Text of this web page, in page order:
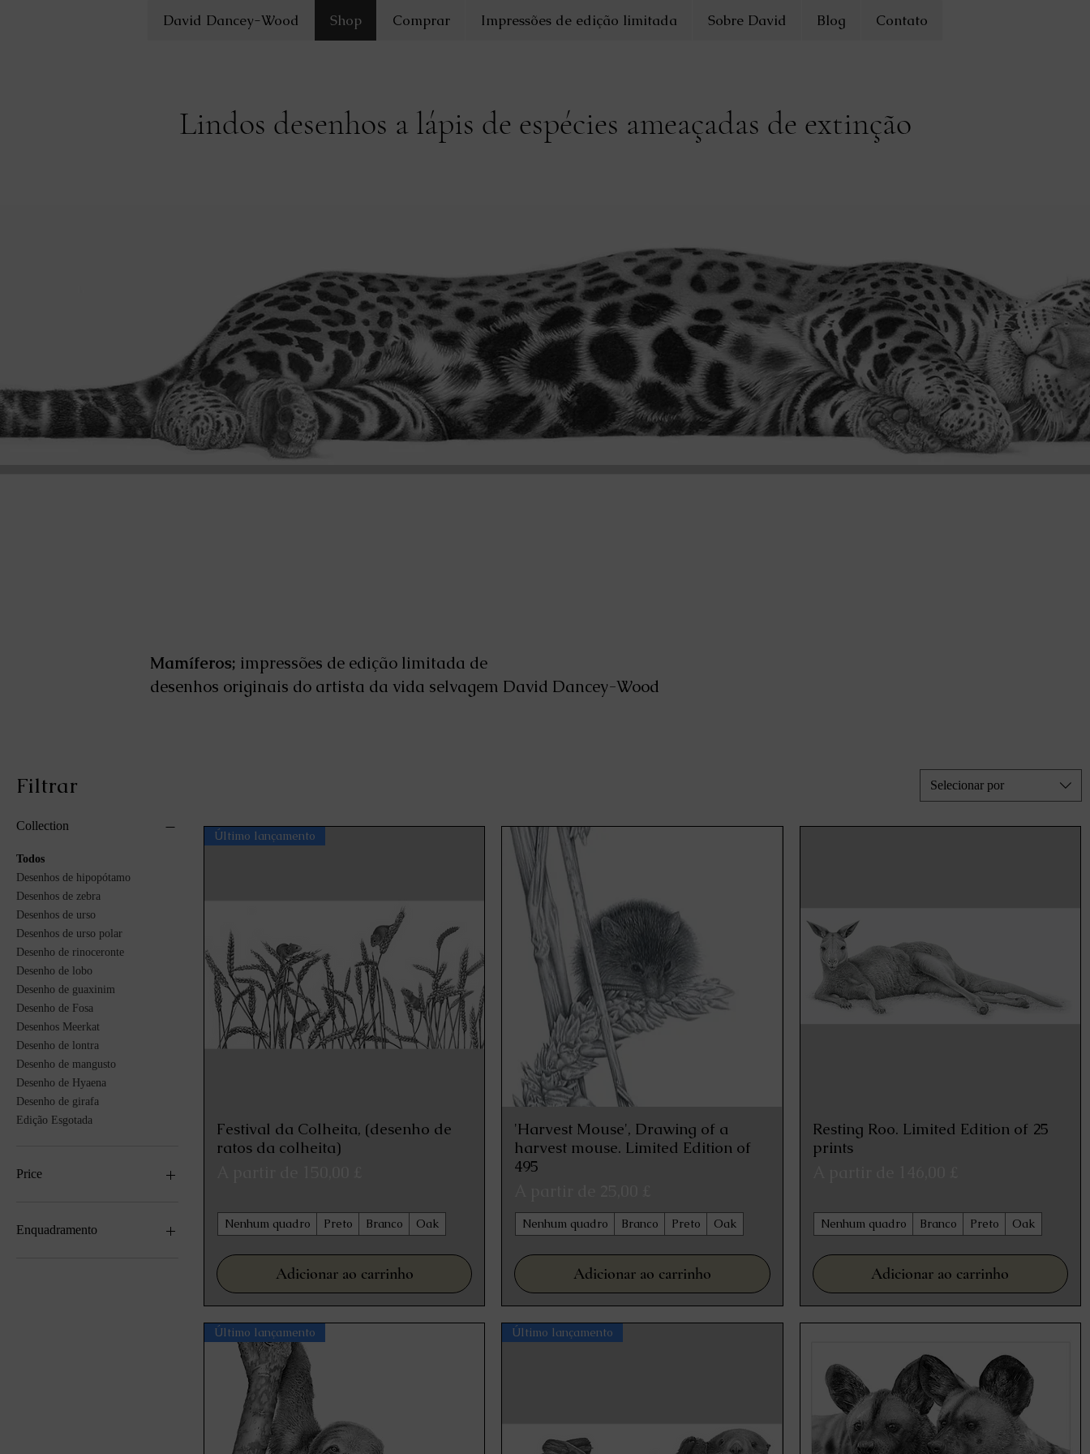
David Dancey-Wood Shop Comprar Impressões de edição limitada Sobre David Blog Contato
Lindos desenhos a lápis de espécies ameaçadas de extinção
Mamíferos; impressões de edição limitada de
desenhos originais do artista da vida selvagem David Dancey-Wood
Filtrar
Collection
Todos
Desenhos de hipopótamo
Desenhos de zebra
Desenhos de urso
Desenhos de urso polar
Desenho de rinoceronte
Desenho de lobo
Desenho de guaxinim
Desenho de Fosa
Desenhos Meerkat
Desenho de lontra
Desenho de mangusto
Desenho de Hyaena
Desenho de girafa
Edição Esgotada
Price
Enquadramento
Selecionar por
Visualização rápida
Último lançamento
Festival da Colheita, (desenho de
ratos da colheita)
Nenhum quadro Preto Branco Oak
Adicionar ao carrinho
Visualização rápida
'Harvest Mouse', Drawing of a
harvest mouse. Limited Edition of
495
Nenhum quadro Branco Preto Oak
Adicionar ao carrinho
Visualização rápida
Resting Roo. Limited Edition of 25
prints
Nenhum quadro Branco Preto Oak
Adicionar ao carrinho
Último lançamento Último lançamento